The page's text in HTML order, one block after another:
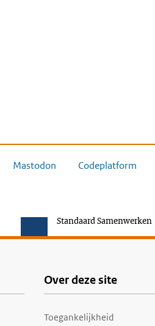
Mastodon Codeplatform
Standaard Samenwerken
Over deze site
Toegankelijkheid